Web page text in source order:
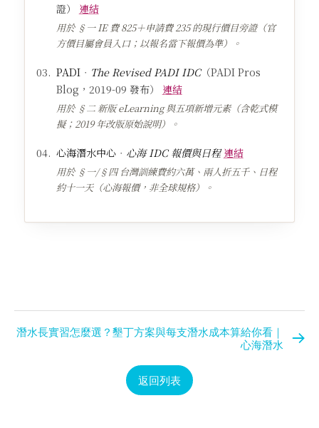
證）
連結
用於 §一 IE 費 825＋申請費 235 的現行價目旁證（官
方價目屬會員入口；以報名當下報價為準）。
PADI． The Revised PADI IDC（PADI Pros
Blog，2019-09 發布）
連結
用於 §二 新版 eLearning 與五項新增元素（含乾式模
擬；2019 年改版原始說明）。
心海潛水中心． 心海 IDC 報價與日程 連結
用於 §一/§四 台灣訓練費約六萬、兩人折五千、日程
約十一天（心海報價，非全球規格）。
潛水長實習怎麼選？墾丁方案與每支潛水成本算給你看｜
心海潛水
返回列表